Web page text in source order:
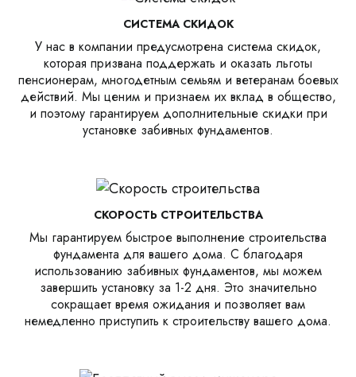
СИСТЕМА СКИДОК
У нас в компании предусмотрена система скидок,
которая призвана поддержать и оказать льготы
пенсионерам, многодетным семьям и ветеранам боевых
действий. Мы ценим и признаем их вклад в общество,
и поэтому гарантируем дополнительные скидки при
установке забивных фундаментов.
СКОРОСТЬ СТРОИТЕЛЬСТВА
Мы гарантируем быстрое выполнение строительства
фундамента для вашего дома. С благодаря
использованию забивных фундаментов, мы можем
завершить установку за 1-2 дня. Это значительно
сокращает время ожидания и позволяет вам
немедленно приступить к строительству вашего дома.